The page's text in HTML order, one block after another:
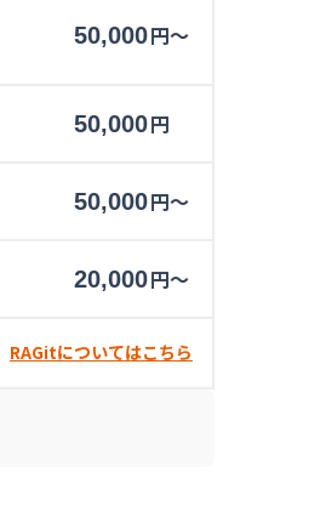
50,000円〜
50,000円
50,000円〜
20,000円〜
RAGitについてはこちら